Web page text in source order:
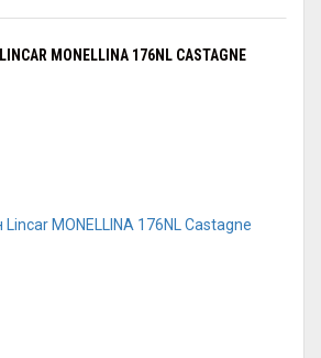
MONELLINA 176NL CASTAGNE